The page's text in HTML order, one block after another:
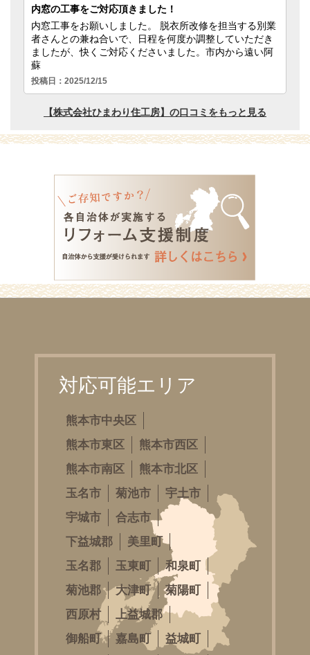
対応可能エリア
熊本市中央区
熊本市東区
熊本市西区
熊本市南区
熊本市北区
玉名市
菊池市
宇土市
宇城市
合志市
下益城郡
美里町
玉名郡
玉東町
和泉町
菊池郡
大津町
菊陽町
西原村
上益城郡
御船町
嘉島町
益城町